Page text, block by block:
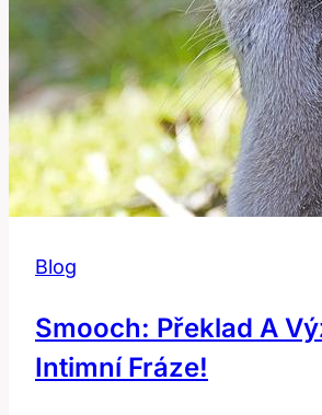
Blog
Smooch: Překlad A
Intimní Fráze!